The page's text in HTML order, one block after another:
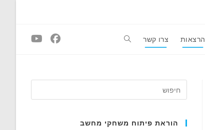
הרצאות צרו קשר Toggle
search
הוראת פיתוח משחקי מחשב